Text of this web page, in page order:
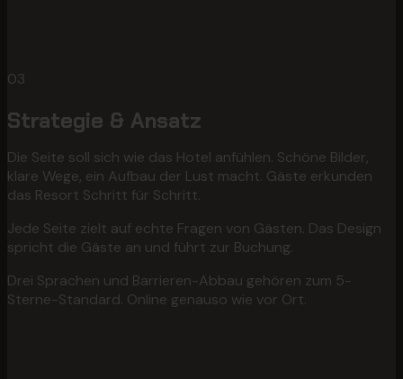
03
Strategie & Ansatz
Die Seite soll sich wie das Hotel anfühlen. Schöne Bilder,
klare Wege, ein Aufbau der Lust macht. Gäste erkunden
das Resort Schritt für Schritt.
Jede Seite zielt auf echte Fragen von Gästen. Das Design
spricht die Gäste an und führt zur Buchung.
Drei Sprachen und Barrieren-Abbau gehören zum 5-
Sterne-Standard. Online genauso wie vor Ort.